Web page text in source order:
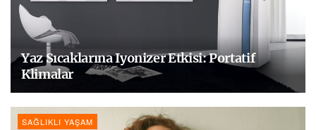
Yaz Sıcaklarına Iyonizer Etkisi: Portatif
Klimalar
SAĞLIKLI YAŞAM